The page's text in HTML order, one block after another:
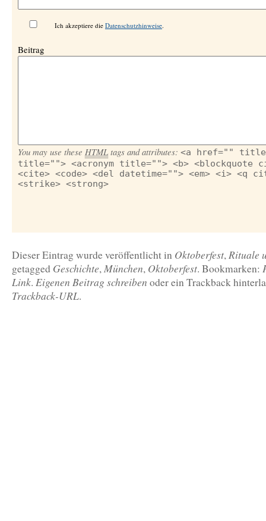
Ich akzeptiere die Datenschutzhinweise.
Beitrag
You may use these HTML tags and attributes: <a href=""
title=""> <acronym title=""> <b> <blockquote
<cite> <code> <del datetime=""> <em> <i> <q
<strike> <strong>
Dieser Eintrag wurde veröffentlicht in Oktoberfest,Rituale
getagged Geschichte,München, Oktoberfest. Bookmarken:
Link. Eigenen Beitrag schreiben oder ein Trackback
Trackback-URL.